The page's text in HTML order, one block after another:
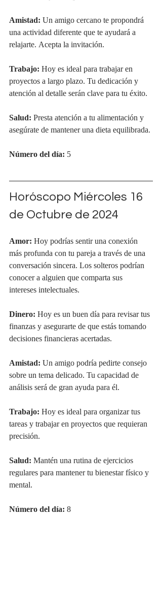
Amistad: Un amigo cercano te propondrá
una actividad diferente que te ayudará a
relajarte. Acepta la invitación.
Trabajo: Hoy es ideal para trabajar en
proyectos a largo plazo. Tu dedicación y
atención al detalle serán clave para tu éxito.
Salud: Presta atención a tu alimentación y
asegúrate de mantener una dieta equilibrada.
Número del día: 5
Horóscopo Miércoles 16
de Octubre de 2024
Amor: Hoy podrías sentir una conexión
más profunda con tu pareja a través de una
conversación sincera. Los solteros podrían
conocer a alguien que comparta sus
intereses intelectuales.
Dinero: Hoy es un buen día para revisar tus
finanzas y asegurarte de que estás tomando
decisiones financieras acertadas.
Amistad: Un amigo podría pedirte consejo
sobre un tema delicado. Tu capacidad de
análisis será de gran ayuda para él.
Trabajo: Hoy es ideal para organizar tus
tareas y trabajar en proyectos que requieran
precisión.
Salud: Mantén una rutina de ejercicios
regulares para mantener tu bienestar físico y
mental.
Número del día: 8